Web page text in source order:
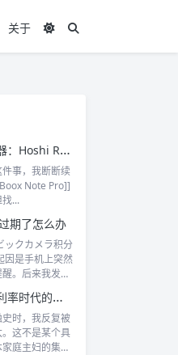
关于
日语沉浸式阅读神器：Hoshi Reader Android 与 Chimahon
事，我断断续
Note Pro]]
...
期了怎么办
ックカメラ积分
因是手机上突然
。后来我发
日本渡边太太：低利率时代的散户传奇
时，我反复被
这不是某个具
庭主妇的集体